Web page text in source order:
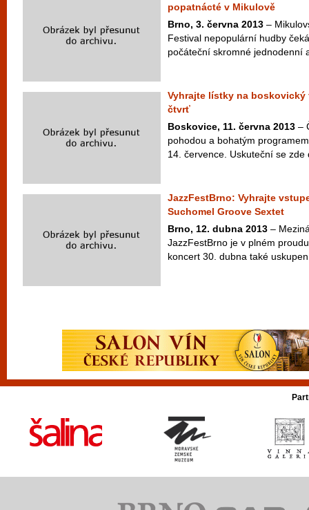
popatnácté v Mikulově
Brno, 3. června 2013 –
Festival nepopulární hudby
počáteční skromné jednodenní
Vyhrajte lístky na
čtvrť
Boskovice, 11. června 2013 –
pohodou a bohatým
14. července. Uskuteční se
JazzFestBrno: Vyhrajte
Suchomel Groove Sextet
Brno, 12. dubna 2013 –
JazzFestBrno je v plném
koncert 30. dubna také